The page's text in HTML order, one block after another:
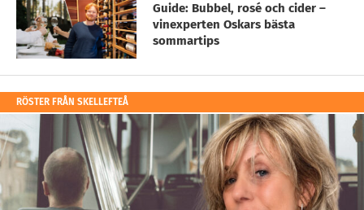
Guide: Bubbel, rosé och cider –
vinexperten Oskars bästa
sommartips
RÖSTER FRÅN SKELLEFTEÅ